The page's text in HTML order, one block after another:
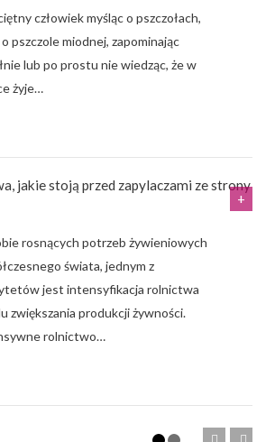
człowiek myśląc o pszczołach,
pszczole miodnej, zapominając
lub po prostu nie wiedząc, że w
żyje…
jakie stoją przed zapylaczami ze strony
rosnących potrzeb żywieniowych
świata, jednym z
jest intensyfikacja rolnictwa
zwiększania produkcji żywności.
rolnictwo…